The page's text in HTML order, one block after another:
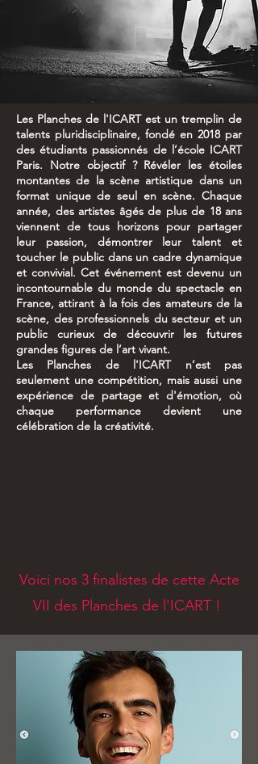
Les Planches de l'ICART est un tremplin de
talents pluridisciplinaire, fondé en 2018 par
des étudiants passionnés de l’école ICART
Paris. Notre objectif ? Révéler les étoiles
montantes de la scène artistique dans un
format unique de seul en scène. Chaque
année, des artistes âgés de plus de 18 ans
viennent de tous horizons pour partager
leur passion, démontrer leur talent et
toucher le public dans un cadre dynamique
et convivial. Cet événement est devenu un
incontournable du monde du spectacle en
France, attirant à la fois des amateurs de la
scène, des professionnels du secteur et un
public curieux de découvrir les futures
grandes figures de l’art vivant.
Les Planches de l'ICART n’est pas
seulement une compétition, mais aussi une
expérience de partage et d'émotion, où
chaque performance devient une
célébration de la créativité.
Voici nos 3 finalistes de cette Acte
VII des Planches de l'ICART !